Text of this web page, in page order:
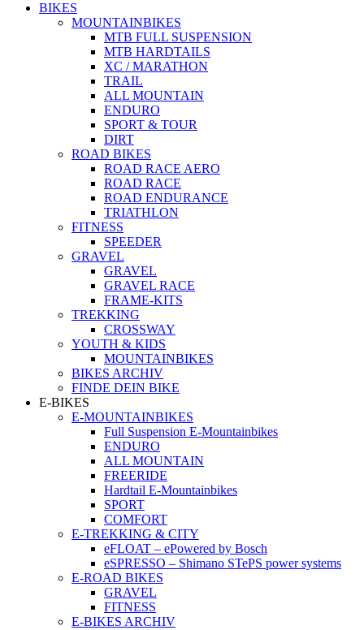
BIKES
MOUNTAINBIKES
MTB FULL SUSPENSION
MTB HARDTAILS
XC / MARATHON
TRAIL
ALL MOUNTAIN
ENDURO
SPORT & TOUR
DIRT
ROAD BIKES
ROAD RACE AERO
ROAD RACE
ROAD ENDURANCE
TRIATHLON
FITNESS
SPEEDER
GRAVEL
GRAVEL
GRAVEL RACE
FRAME-KITS
TREKKING
CROSSWAY
YOUTH & KIDS
MOUNTAINBIKES
BIKES ARCHIV
FINDE DEIN BIKE
E-BIKES
E-MOUNTAINBIKES
Full Suspension E-Mountainbikes
ENDURO
ALL MOUNTAIN
FREERIDE
Hardtail E-Mountainbikes
SPORT
COMFORT
E-TREKKING & CITY
eFLOAT – ePowered by Bosch
eSPRESSO – Shimano STePS power systems
E-ROAD BIKES
GRAVEL
FITNESS
E-BIKES ARCHIV